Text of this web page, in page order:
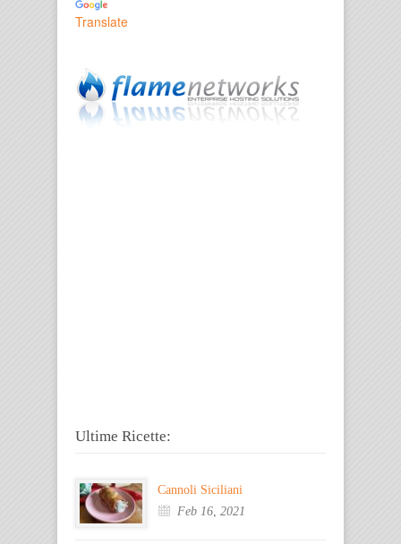
Translate
Ultime Ricette:
Cannoli Siciliani
Feb 16, 2021